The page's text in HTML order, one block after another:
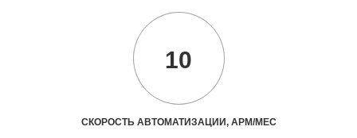
10
СКОРОСТЬ АВТОМАТИЗАЦИИ, АРМ/МЕС